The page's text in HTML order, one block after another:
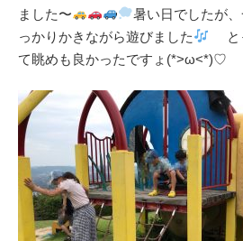
ました〜
暑い日でしたが
っかりかきながら遊びました
と
て眺めも良かったですょ(*>ω<*)♡